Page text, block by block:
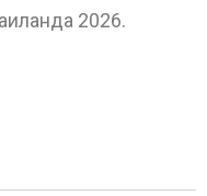
2026.